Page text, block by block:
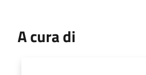
A cura di